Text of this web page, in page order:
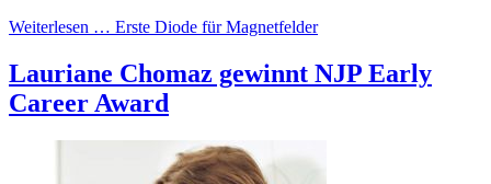
Weiterlesen … Erste Diode für Magnetfelder
Lauriane Chomaz gewinnt NJP Early
Career Award